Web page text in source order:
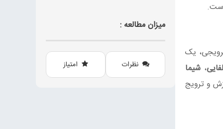
یک
، شیما
و ترویج
میزان مطالعه :
نظرات امتیاز